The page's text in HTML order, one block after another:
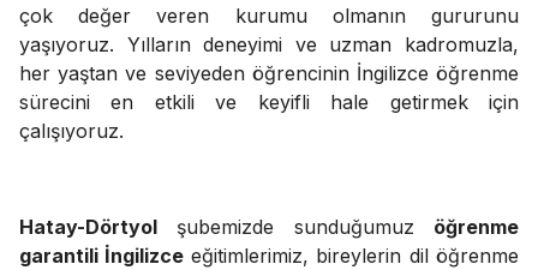
çok değer veren kurumu olmanın gururunu
yaşıyoruz. Yılların deneyimi ve uzman kadromuzla,
her yaştan ve seviyeden öğrencinin İngilizce öğrenme
sürecini en etkili ve keyifli hale getirmek için
çalışıyoruz.
Hatay-Dörtyol şubemizde sunduğumuz öğrenme
garantili İngilizce eğitimlerimiz, bireylerin dil öğrenme